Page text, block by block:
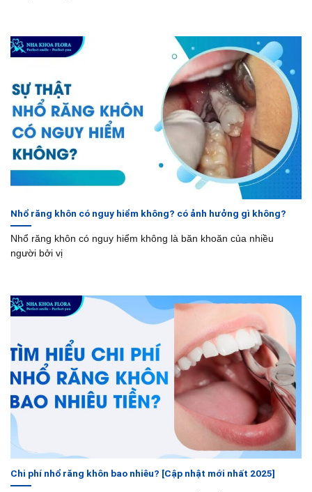
Nhổ răng khôn có nguy hiểm không? có ảnh hưởng gì không?
Nhổ răng khôn có nguy hiểm không là băn khoăn của nhiều
người bởi vị
Chi phí nhổ răng khôn bao nhiêu? [Cập nhật mới nhất 2025]